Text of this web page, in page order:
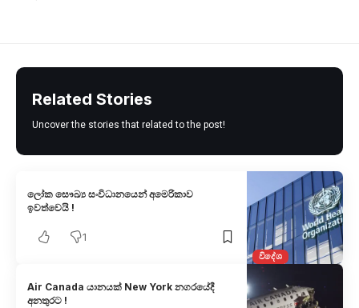
Related Stories
Uncover the stories that related to the post!
විදේශ
ලෝක සෞඛ්‍ය සංවිධානයෙන් අමෙරිකාව
ඉවත්වෙයි !
1
Air Canada යානයක් New York නගරයේදී
අනතුරට !